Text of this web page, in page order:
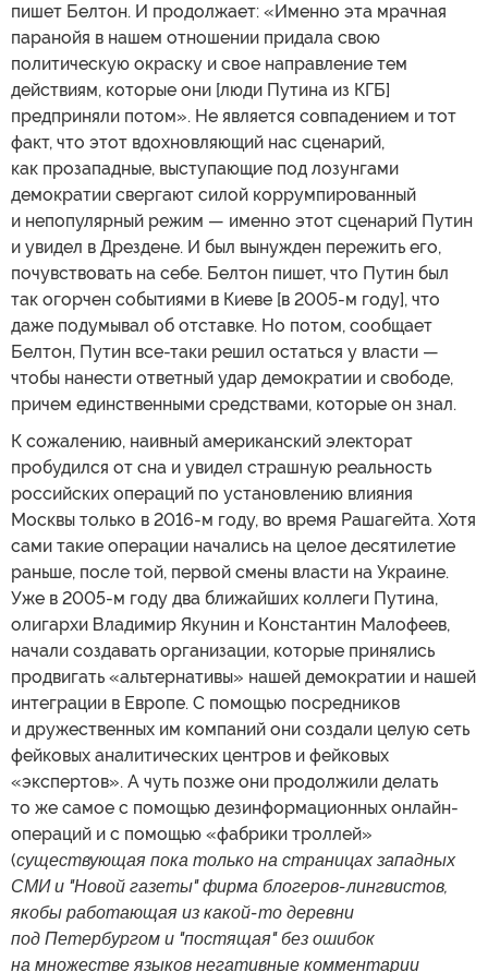
пишет Белтон. И продолжает: «Именно эта мрачная
паранойя в нашем отношении придала свою
политическую окраску и свое направление тем
действиям, которые они [люди Путина из КГБ]
предприняли потом». Не является совпадением и тот
факт, что этот вдохновляющий нас сценарий,
как прозападные, выступающие под лозунгами
демократии свергают силой коррумпированный
и непопулярный режим — именно этот сценарий Путин
и увидел в Дрездене. И был вынужден пережить его,
почувствовать на себе. Белтон пишет, что Путин был
так огорчен событиями в Киеве [в 2005-м году], что
даже подумывал об отставке. Но потом, сообщает
Белтон, Путин все-таки решил остаться у власти —
чтобы нанести ответный удар демократии и свободе,
причем единственными средствами, которые он знал.
К сожалению, наивный американский электорат
пробудился от сна и увидел страшную реальность
российских операций по установлению влияния
Москвы только в 2016-м году, во время Рашагейта. Хотя
сами такие операции начались на целое десятилетие
раньше, после той, первой смены власти на Украине.
Уже в 2005-м году два ближайших коллеги Путина,
олигархи Владимир Якунин и Константин Малофеев,
начали создавать организации, которые принялись
продвигать «альтернативы» нашей демократии и нашей
интеграции в Европе. С помощью посредников
и дружественных им компаний они создали целую сеть
фейковых аналитических центров и фейковых
«экспертов». А чуть позже они продолжили делать
то же самое с помощью дезинформационных онлайн-
операций и с помощью «фабрики троллей»
(существующая пока только на страницах западных
СМИ и "Новой газеты" фирма блогеров-лингвистов,
якобы работающая из какой-то деревни
под Петербургом и "постящая" без ошибок
на множестве языков негативные комментарии